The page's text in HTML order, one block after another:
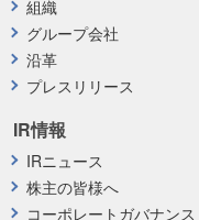
組織
グループ会社
沿革
プレスリリース
IR情報
IRニュース
株主の皆様へ
コーポレートガバナンス